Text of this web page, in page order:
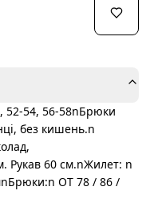
52-54, 56-58nБрюки
без кишень.n
Рукав 60 см.nЖилет: n
ОТ 78 / 86 /